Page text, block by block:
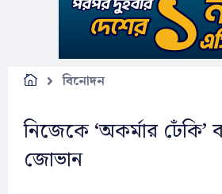
বিনোদন
নিজেকে ‘অকর্মার
জোভান